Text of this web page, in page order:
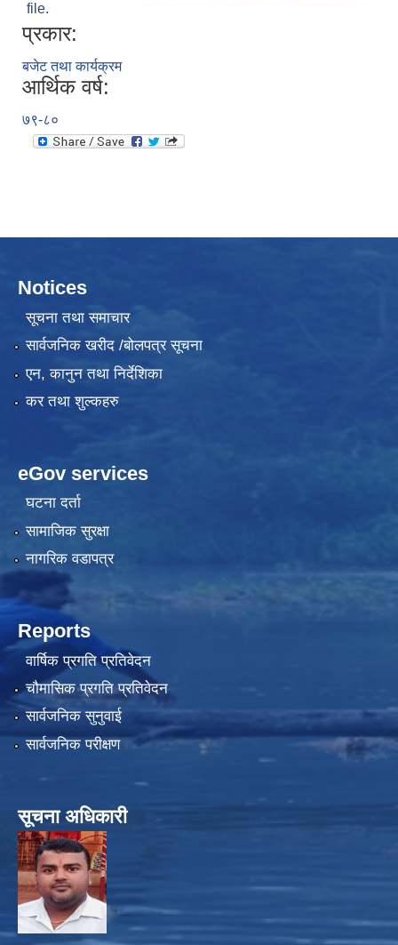
file.
प्रकार:
बजेट तथा कार्यक्रम
आर्थिक वर्ष:
७९-८०
Notices
सूचना तथा समाचार
सार्वजनिक खरीद /बोलपत्र सूचना
एन, कानुन तथा निर्देशिका
कर तथा शुल्कहरु
eGov services
घटना दर्ता
सामाजिक सुरक्षा
नागरिक वडापत्र
Reports
वार्षिक प्रगति प्रतिवेदन
चौमासिक प्रगति प्रतिवेदन
सार्वजनिक सुनुवाई
सार्वजनिक परीक्षण
सूचना अधिकारी